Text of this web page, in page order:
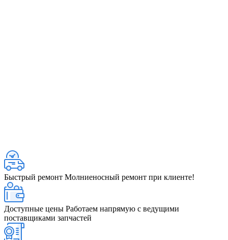
Быстрый ремонт Молниеносный ремонт при клиенте!
Доступные цены Работаем напрямую с ведущими
поставщиками запчастей